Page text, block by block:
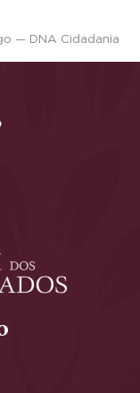
— DNA Cidadania